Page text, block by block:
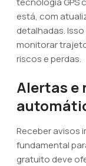
está, com
detalhadas.
monitorar
riscos e perdas.
Alertas e
Receber avisos
fundamental
gratuito deve